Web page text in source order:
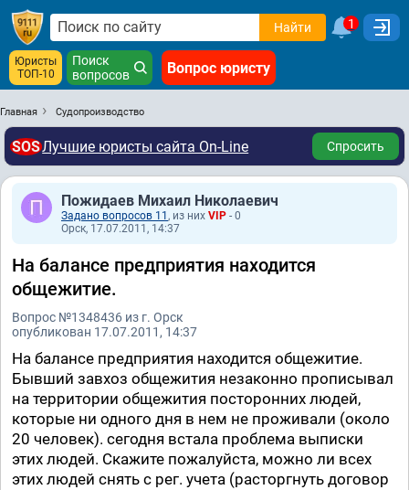
Найти 1
Юристы
ТОП-10
Поиск
вопросов
Вопрос юристу
Главная Судопроизводство
SOSЛучшие юристы сайта On-Line Спросить
Пожидаев Михаил Николаевич
Задано вопросов 11 , из них VIP - 0
Орск, 17.07.2011, 14:37
На балансе предприятия находится
общежитие.
Вопрос №1348436 из г. Орск
опубликован 17.07.2011, 14:37
На балансе предприятия находится общежитие.
Бывший завхоз общежития незаконно прописывал
на территории общежития посторонних людей,
которые ни одного дня в нем не проживали (около
20 человек). сегодня встала проблема выписки
этих людей. Скажите пожалуйста, можно ли всех
этих людей снять с рег. учета (расторгнуть договор